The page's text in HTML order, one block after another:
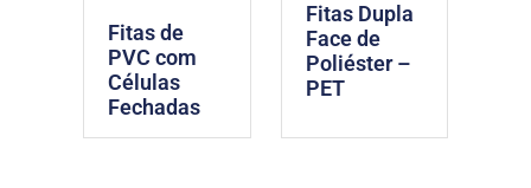
Fitas de
PVC com
Células
Fechadas
Fitas Dupla
Face de
Poliéster –
PET